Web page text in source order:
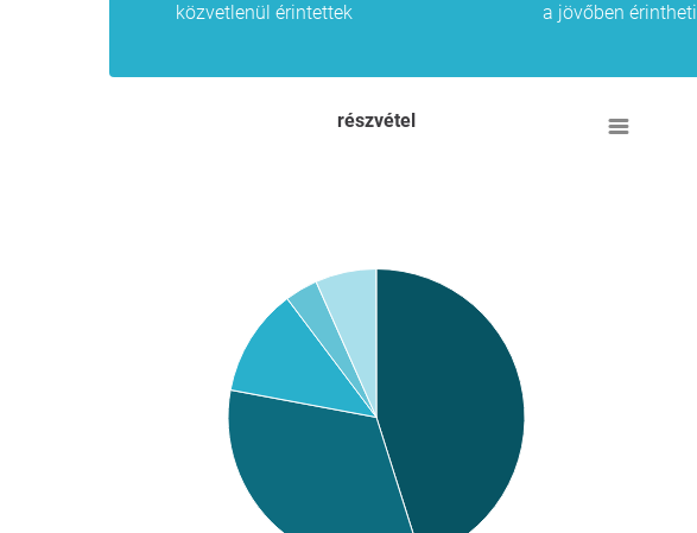
közvetlenül érintettek a jövőben érintheti
részvétel